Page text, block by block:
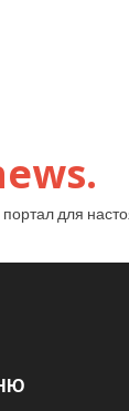
для